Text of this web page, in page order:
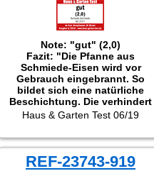
Note: "gut" (2,0)
Fazit: "Die Pfanne aus
Schmiede-Eisen wird vor
Gebrauch eingebrannt. So
bildet sich eine natürliche
Beschichtung. Die verhindert
Anbrennen von Bratgut und
Bratergebnisse."
Getestet wurde NC-2377.
Haus & Garten Test 06/19
REF-23743-919